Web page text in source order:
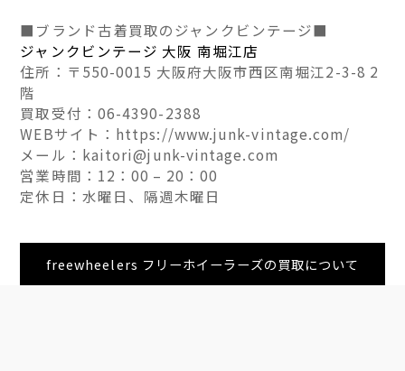
■ブランド古着買取のジャンクビンテージ■
ジャンクビンテージ 大阪 南堀江店
住所：〒550-0015 大阪府大阪市西区南堀江2-3-8 2
階
買取受付：06-4390-2388
WEBサイト：https://www.junk-vintage.com/
メール：kaitori@junk-vintage.com
営業時間：12：00 – 20：00
定休日：水曜日、隔週木曜日
freewheelers フリーホイーラーズの買取について